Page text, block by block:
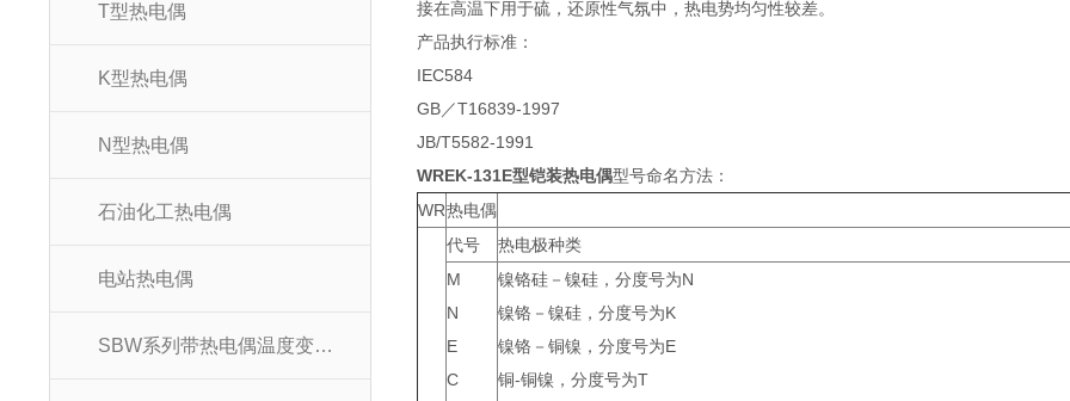
T型热电偶
K型热电偶
N型热电偶
石油化工热电偶
电站热电偶
SBW系列带热电偶温度变送器
接在高温下用于硫，还原性气氛中，热电势均匀性较差。
产品执行标准：
IEC584
GB／T16839-1997
JB/T5582-1991
WREK-131E型铠装热电偶型号命名方法：
WR热电偶
代号
热电极种类
M
N
E
C
镍铬硅－镍硅，分度号为N
镍铬－镍硅，分度号为K
镍铬－铜镍，分度号为E
铜-铜镍，分度号为T